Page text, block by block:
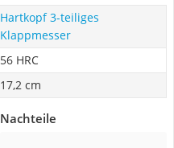
Hartkopf 3-teiliges
Klappmesser
56 HRC
17,2 cm
Nachteile